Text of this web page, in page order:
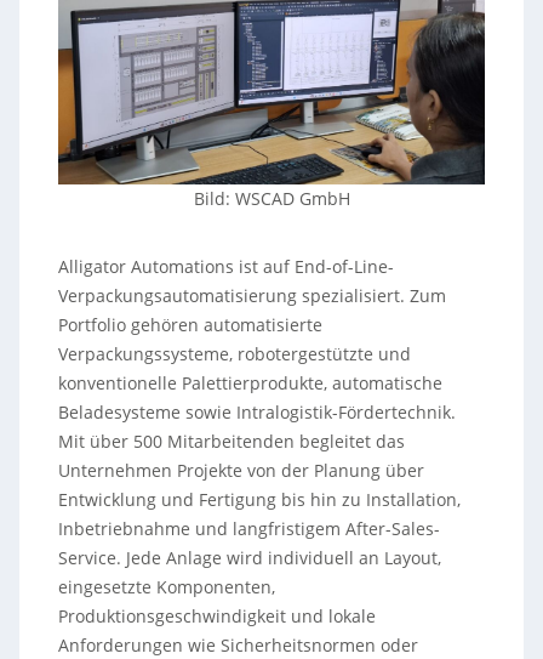
Bild: WSCAD GmbH
Alligator Automations ist auf End-of-Line-
Verpackungsautomatisierung spezialisiert. Zum
Portfolio gehören automatisierte
Verpackungssysteme, robotergestützte und
konventionelle Palettierprodukte, automatische
Beladesysteme sowie Intralogistik-Fördertechnik.
Mit über 500 Mitarbeitenden begleitet das
Unternehmen Projekte von der Planung über
Entwicklung und Fertigung bis hin zu Installation,
Inbetriebnahme und langfristigem After-Sales-
Service. Jede Anlage wird individuell an Layout,
eingesetzte Komponenten,
Produktionsgeschwindigkeit und lokale
Anforderungen wie Sicherheitsnormen oder